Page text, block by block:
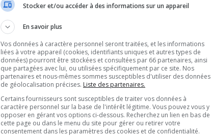
Stocker et/ou accéder à des informations sur un appareil
En savoir plus
Vos données à caractère personnel seront traitées, et les informations
liées à votre appareil (cookies, identifiants uniques et autres types de
données) pourront être stockées et consultées par 66 partenaires, ainsi
que partagées avec lui, ou utilisées spécifiquement par ce site. Nos
partenaires et nous-mêmes sommes susceptibles d'utiliser des données
de géolocalisation précises. Liste des partenaires.
Certains fournisseurs sont susceptibles de traiter vos données à
caractère personnel sur la base de l'intérêt légitime. Vous pouvez vous y
opposer en gérant vos options ci-dessous. Recherchez un lien en bas de
cette page ou dans le menu du site pour gérer ou retirer votre
consentement dans les paramètres des cookies et de confidentialité.